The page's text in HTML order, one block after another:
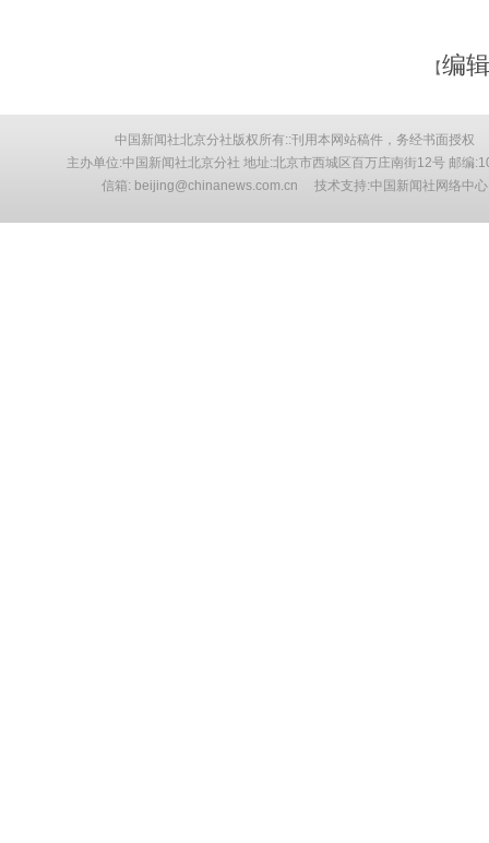
【编
中国新闻社北京分社版权所有::刊用本网站稿件，务经书面授权
主办单位:中国新闻社北京分社 地址:北京市西城区百万庄南街12号 邮编
信箱: beijing@chinanews.com.cn 技术支持:中国新闻社网络中心